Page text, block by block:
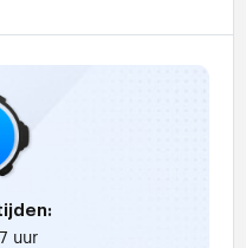
uur